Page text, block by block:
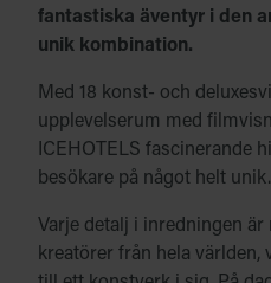
fantastiska äventyr i den
unik kombination.
Med 18 konst- och
upplevelserum med
ICEHOTELS fascinerande
besökare på något helt unik.
Varje detalj i inredningen
kreatörer från hela världen,